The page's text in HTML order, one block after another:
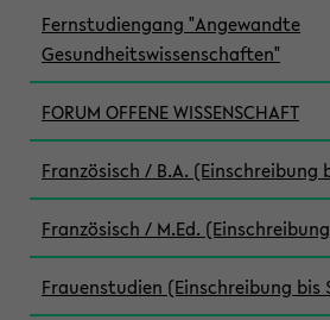
Fernstudiengang "Angewandte
Gesundheitswissenschaften"
FORUM OFFENE WISSENSCHAFT
Französisch / B.A. (Einschreibung
Französisch / M.Ed.
Frauenstudien (Einschreibung bis